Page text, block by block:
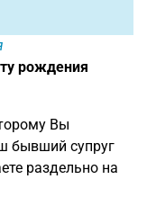
рождения
Вы
бывший супруг
раздельно на